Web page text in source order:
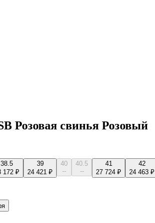
Розовая свинья Розовый
38.5
172 ₽
39
24 421 ₽
40
--
40.5
--
41
27 724 ₽
42
24 463 ₽